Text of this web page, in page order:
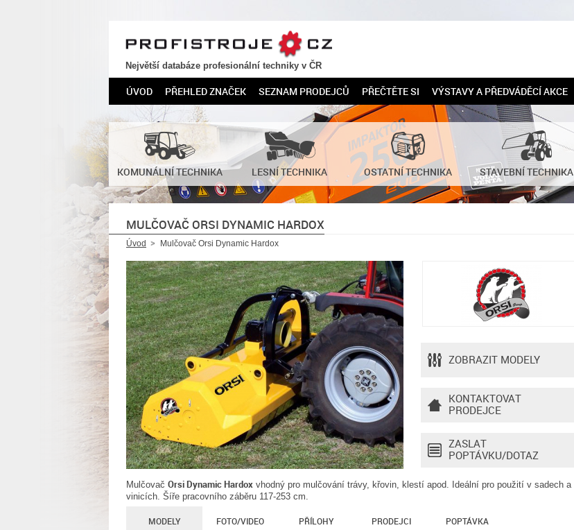
PROFISTROJE.CZ
Největší databáze profesionální techniky v ČR
ÚVOD PŘEHLED ZNAČEK SEZNAM PRODEJCŮ PŘEČTĚTE SI VÝSTAVY A PŘEDVÁDĚCÍ AKCE
KOMUNÁLNÍ TECHNIKA LESNÍ TECHNIKA OSTATNÍ TECHNIKA STAVEBNÍ TECHNIKA
MULČOVAČ ORSI DYNAMIC HARDOX
Úvod Mulčovač Orsi Dynamic Hardox
ZOBRAZIT MODELY
KONTAKTOVAT
PRODEJCE
ZASLAT
POPTÁVKU/DOTAZ
Mulčovač Orsi Dynamic Hardox vhodný pro mulčování trávy, křovin, klestí apod. Ideální pro použití v sadech a
vinicích. Šíře pracovního záběru 117-253 cm.
MODELY FOTO/VIDEO PŘÍLOHY PRODEJCI POPTÁVKA